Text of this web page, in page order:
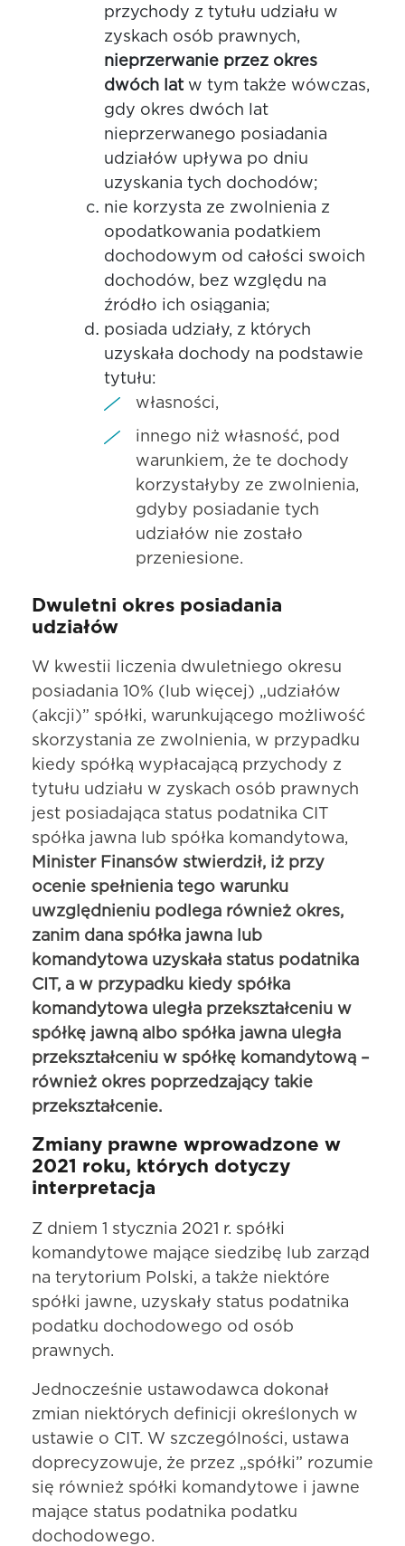
przychody z tytułu udziału w
zyskach osób prawnych,
nieprzerwanie przez okres
dwóch latw tym także wówczas,
gdy okres dwóch lat
nieprzerwanego posiadania
udziałów upływa po dniu
uzyskania tych dochodów;
nie korzysta ze zwolnienia z
opodatkowania podatkiem
dochodowym od całości swoich
dochodów, bez względu na
źródło ich osiągania;
posiada udziały, z których
uzyskała dochody na podstawie
tytułu:
własności,
innego niż własność, pod
warunkiem, że te dochody
korzystałyby ze zwolnienia,
gdyby posiadanie tych
udziałów nie zostało
przeniesione.
Dwuletni okres posiadania
udziałów
W kwestii liczenia dwuletniego okresu
posiadania 10% (lub więcej) „udziałów
(akcji)” spółki, warunkującego możliwość
skorzystania ze zwolnienia, w przypadku
kiedy spółką wypłacającą przychody z
tytułu udziału w zyskach osób prawnych
jest posiadająca status podatnika CIT
spółka jawna lub spółka komandytowa,
Minister Finansów stwierdził, iż przy
ocenie spełnienia tego warunku
uwzględnieniu podlega również okres,
zanim dana spółka jawna lub
komandytowa uzyskała status podatnika
CIT, a w przypadku kiedy spółka
komandytowa uległa przekształceniu w
spółkę jawną albo spółka jawna uległa
przekształceniu w spółkę komandytową –
również okres poprzedzający takie
przekształcenie.
Zmiany prawne wprowadzone w
2021 roku, których dotyczy
interpretacja
Z dniem 1 stycznia 2021 r. spółki
komandytowe mające siedzibę lub zarząd
na terytorium Polski, a także niektóre
spółki jawne, uzyskały status podatnika
podatku dochodowego od osób
prawnych.
Jednocześnie ustawodawca dokonał
zmian niektórych definicji określonych w
ustawie o CIT. W szczególności, ustawa
doprecyzowuje, że przez „spółki” rozumie
się również spółki komandytowe i jawne
mające status podatnika podatku
dochodowego.